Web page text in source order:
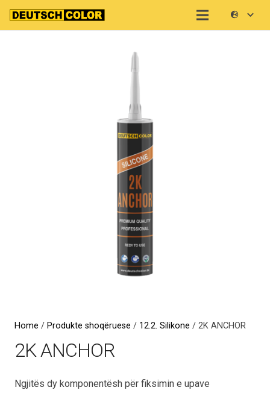
Home / Produkte shoqëruese / 12.2. Silikone / 2K ANCHOR
2K ANCHOR
Ngjitës dy komponentësh për fiksimin e upave